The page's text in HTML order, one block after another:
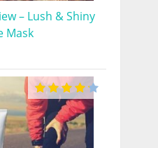
– Lush & Shiny
Mask